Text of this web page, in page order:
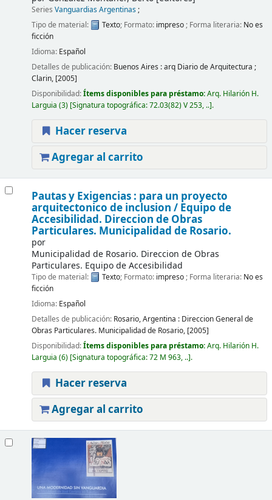
Series Vanguardias Argentinas;
Tipo de material:
Texto; Formato: impreso; Forma literaria: No es
ficción
Idioma: Español
Detalles de publicación: Buenos Aires :arq Diario de Arquitectura ;
Clarin, [2005]
Disponibilidad:Ítems disponibles para préstamo:Arq. Hilarión H.
Larguia (3) Signatura topográfica:72.03(82) V 253, .. .
Hacer reserva
Agregar al carrito
Pautas y Exigencias : para un proyecto
arquitectonico de inclusion / Equipo de
Accesibilidad. Direccion de Obras
Particulares. Municipalidad de Rosario.
por
Municipalidad de Rosario. Direccion de Obras
Particulares. Equipo de Accesibilidad
Tipo de material: Texto; Formato: impreso ; Forma literaria: No es
ficción
Idioma: Español
Detalles de publicación: Rosario, Argentina : Direccion General de
Obras Particulares. Municipalidad de Rosario, [2005]
Disponibilidad:Ítems disponibles para préstamo:Arq. Hilarión H.
Larguia (6) Signatura topográfica:72 M 963, .. .
Hacer reserva
Agregar al carrito